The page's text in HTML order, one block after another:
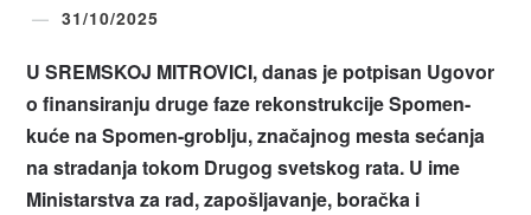
31/10/2025
U SREMSKOJ MITROVICI, danas je potpisan Ugovor
o finansiranju druge faze rekonstrukcije Spomen-
kuće na Spomen-groblju, značajnog mesta sećanja
na stradanja tokom Drugog svetskog rata. U ime
Ministarstva za rad, zapošljavanje, boračka i